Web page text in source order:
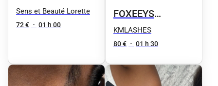
des cils + Teinture
offerte
Sens et Beauté Lorette
72 € • 01 h 00
FOXEEYS
VOLUME RUSSE L
ou M
KMLASHES
80 € • 01 h 30